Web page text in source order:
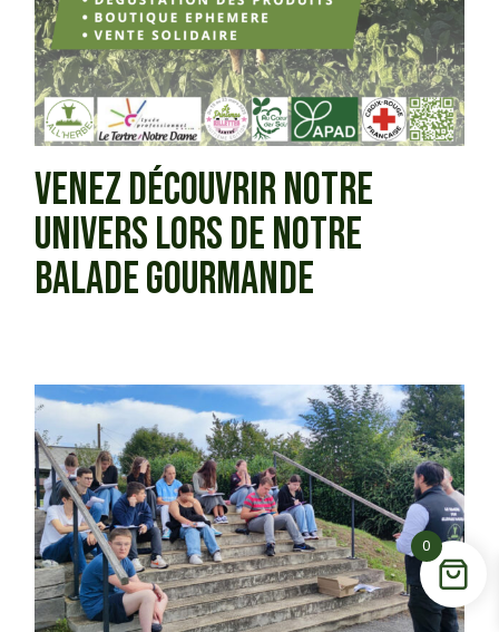
VENEZ DÉCOUVRIR NOTRE
UNIVERS LORS DE NOTRE
BALADE GOURMANDE
0